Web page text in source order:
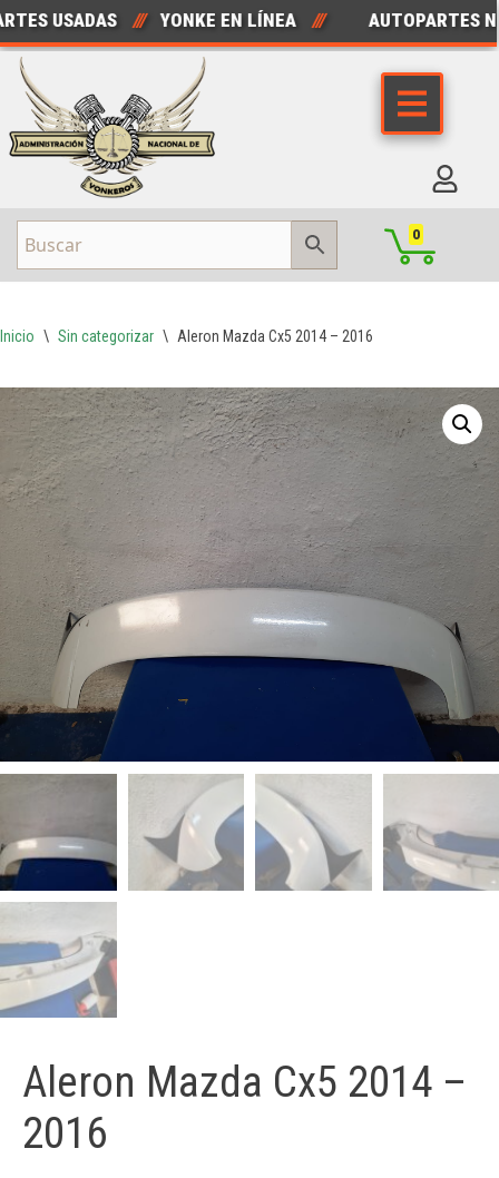
Saltar
al
contenido
USADAS /// YONKE EN LÍNEA /// AUTOPARTES
0
Inicio \ Sin categorizar \ Aleron Mazda Cx5 2014 – 2016
Aleron Mazda Cx5 2014 –
2016